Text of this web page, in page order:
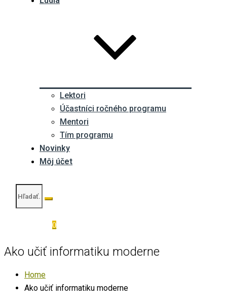
Lektori
Účastníci ročného programu
Mentori
Tím programu
Novinky
Môj účet
0
Ako učiť informatiku moderne
Home
Ako učiť informatiku moderne